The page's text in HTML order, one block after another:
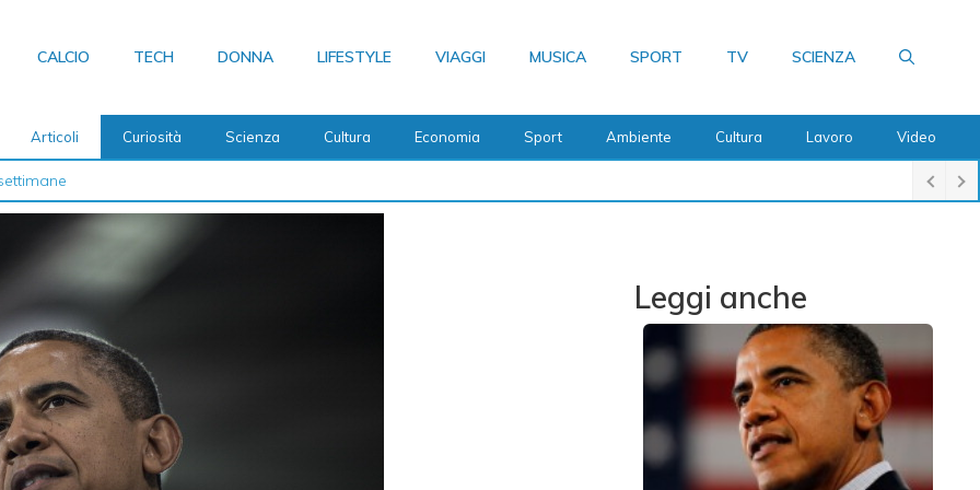
CALCIO TECH DONNA LIFESTYLE VIAGGI MUSICA SPORT TV SCIENZA
Articoli Curiosità Scienza Cultura Economia Sport Ambiente Cultura Lavoro Video
Leggi anche